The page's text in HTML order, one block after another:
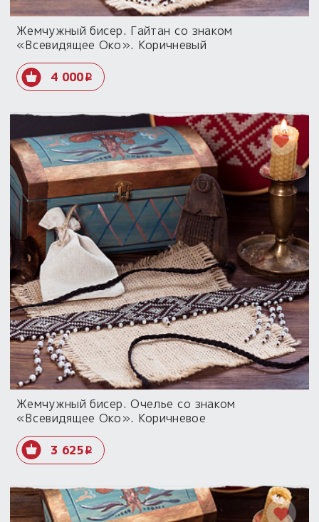
Жемчужный бисер. Гайтан со знаком
«Всевидящее Око». Коричневый
4 000i
Жемчужный бисер. Очелье со знаком
«Всевидящее Око». Коричневое
3 625i